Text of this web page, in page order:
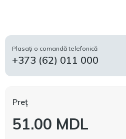
Plasați o comandă telefonică
+373 (62) 011 000
Preț
51.00 MDL